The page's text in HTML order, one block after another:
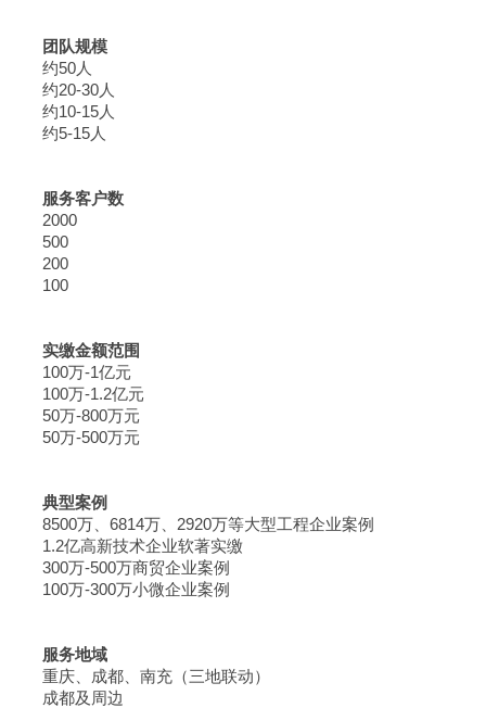
团队规模
约50人
约20-30人
约10-15人
约5-15人
服务客户数
2000
500
200
100
实缴金额范围
100万-1亿元
100万-1.2亿元
50万-800万元
50万-500万元
典型案例
8500万、6814万、2920万等大型工程企业案例
1.2亿高新技术企业软著实缴
300万-500万商贸企业案例
100万-300万小微企业案例
服务地域
重庆、成都、南充（三地联动）
成都及周边